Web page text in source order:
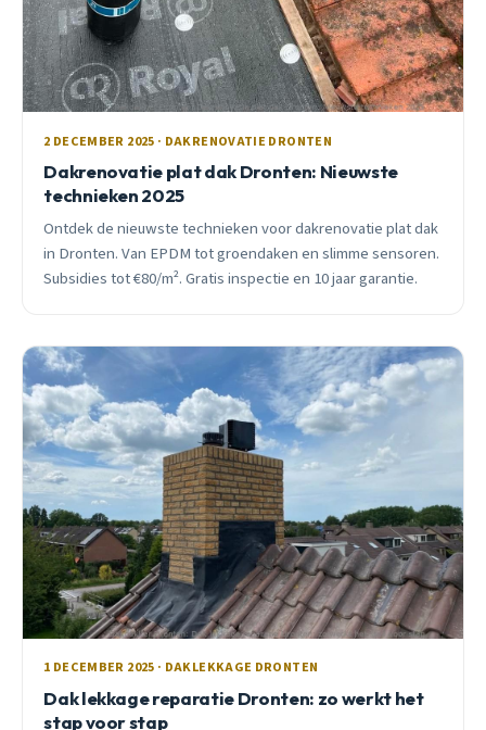
2 DECEMBER 2025 · DAKRENOVATIE DRONTEN
Dakrenovatie plat dak Dronten: Nieuwste
technieken 2025
Ontdek de nieuwste technieken voor dakrenovatie plat dak
in Dronten. Van EPDM tot groendaken en slimme sensoren.
Subsidies tot €80/m². Gratis inspectie en 10 jaar garantie.
1 DECEMBER 2025 · DAKLEKKAGE DRONTEN
Dak lekkage reparatie Dronten: zo werkt het
stap voor stap